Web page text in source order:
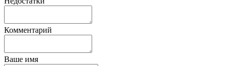
Комментарий
Ваше имя